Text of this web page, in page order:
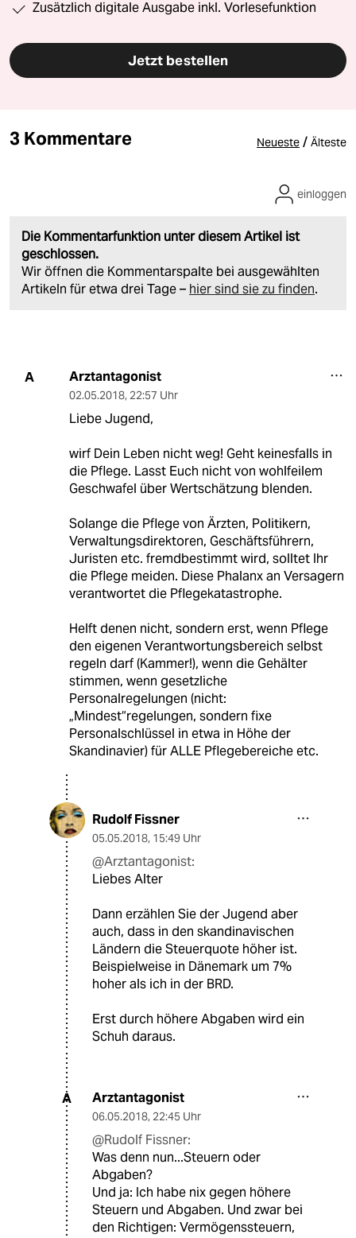
Zusätzlich digitale Ausgabe inkl. Vorlesefunktion
Jetzt bestellen
3 Kommentare Neueste / Älteste
Die Kommentarfunktion unter diesem Artikel ist
geschlossen.
Wir öffnen die Kommentarspalte bei ausgewählten
Artikeln für etwa drei Tage – hier sind sie zu finden.
einloggen
A Arztantagonist
02.05.2018, 22:57 Uhr
Liebe Jugend,
wirf Dein Leben nicht weg! Geht keinesfalls in
die Pflege. Lasst Euch nicht von wohlfeilem
Geschwafel über Wertschätzung blenden.
Solange die Pflege von Ärzten, Politikern,
Verwaltungsdirektoren, Geschäftsführern,
Juristen etc. fremdbestimmt wird, solltet Ihr
die Pflege meiden. Diese Phalanx an Versagern
verantwortet die Pflegekatastrophe.
Helft denen nicht, sondern erst, wenn Pflege
den eigenen Verantwortungsbereich selbst
regeln darf (Kammer!), wenn die Gehälter
stimmen, wenn gesetzliche
Personalregelungen (nicht:
„Mindest“regelungen, sondern fixe
Personalschlüssel in etwa in Höhe der
Skandinavier) für ALLE Pflegebereiche etc.
Rudolf Fissner
05.05.2018, 15:49 Uhr
@Arztantagonist:
Liebes Alter
Dann erzählen Sie der Jugend aber
auch, dass in den skandinavischen
Ländern die Steuerquote höher ist.
Beispielweise in Dänemark um 7%
hoher als ich in der BRD.
Erst durch höhere Abgaben wird ein
Schuh daraus.
A Arztantagonist
06.05.2018, 22:45 Uhr
@Rudolf Fissner:
Was denn nun...Steuern oder
Abgaben?
Und ja: Ich habe nix gegen höhere
Steuern und Abgaben. Und zwar bei
den Richtigen: Vermögenssteuern,